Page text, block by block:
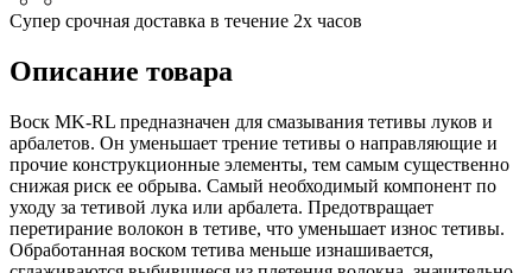
Супер срочная доставка в течение 2х часов
Описание товара
Воск MK-RL предназначен для смазывания тетивы луков и
арбалетов. Он уменьшает трение тетивы о направляющие и
прочие конструкционные элементы, тем самым существенно
снижая риск ее обрыва. Самый необходимый компонент по
уходу за тетивой лука или арбалета. Предотвращает
перетирание волокон в тетиве, что уменьшает износ тетивы.
Обработанная воском тетива меньше изнашивается,